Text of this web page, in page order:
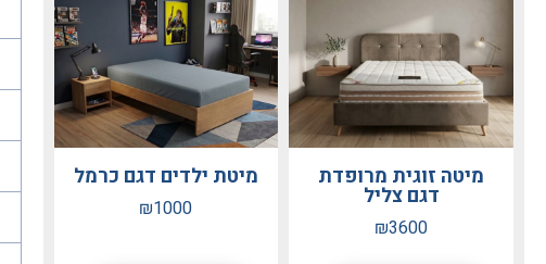
מיטה זוגית מרופדת
דגם צליל
₪3600
מיטת ילדים דגם כרמל
₪1000